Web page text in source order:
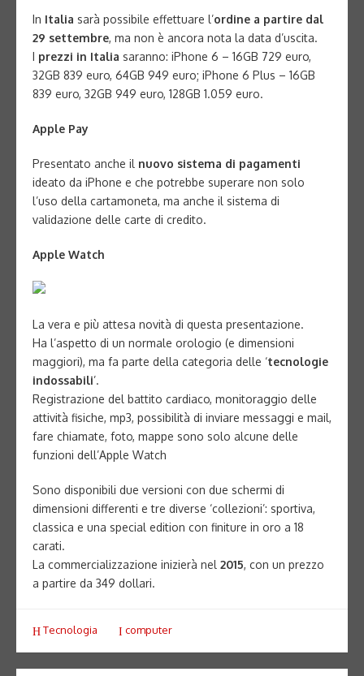
In Italia sarà possibile effettuare l’ordine a partire dal
29 settembre, ma non è ancora nota la data d’uscita.
I prezzi in Italia saranno: iPhone 6 – 16GB 729 euro,
32GB 839 euro, 64GB 949 euro; iPhone 6 Plus – 16GB
839 euro, 32GB 949 euro, 128GB 1.059 euro.
Apple Pay
Presentato anche il nuovo sistema di pagamenti
ideato da iPhone e che potrebbe superare non solo
l’uso della cartamoneta, ma anche il sistema di
validazione delle carte di credito.
Apple Watch
La vera e più attesa novità di questa presentazione.
Ha l’aspetto di un normale orologio (e dimensioni
maggiori), ma fa parte della categoria delle ‘tecnologie
indossabili’.
Registrazione del battito cardiaco, monitoraggio delle
attività fisiche, mp3, possibilità di inviare messaggi e mail,
fare chiamate, foto, mappe sono solo alcune delle
funzioni dell’Apple Watch
Sono disponibili due versioni con due schermi di
dimensioni differenti e tre diverse ‘collezioni’: sportiva,
classica e una special edition con finiture in oro a 18
carati.
La commercializzazione inizierà nel 2015, con un prezzo
a partire da 349 dollari.
Tecnologia computer